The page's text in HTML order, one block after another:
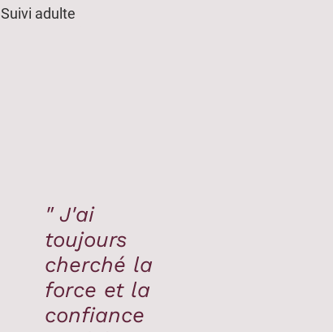
Suivi adulte
" J'ai
toujours
cherché la
force et la
confiance